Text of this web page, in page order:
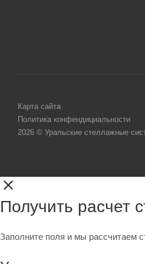
Карта сайта
Политика конфендициальности
2026 © Уральские стеллажные
Получить расчет
Заполните поля и мы рассчитаем